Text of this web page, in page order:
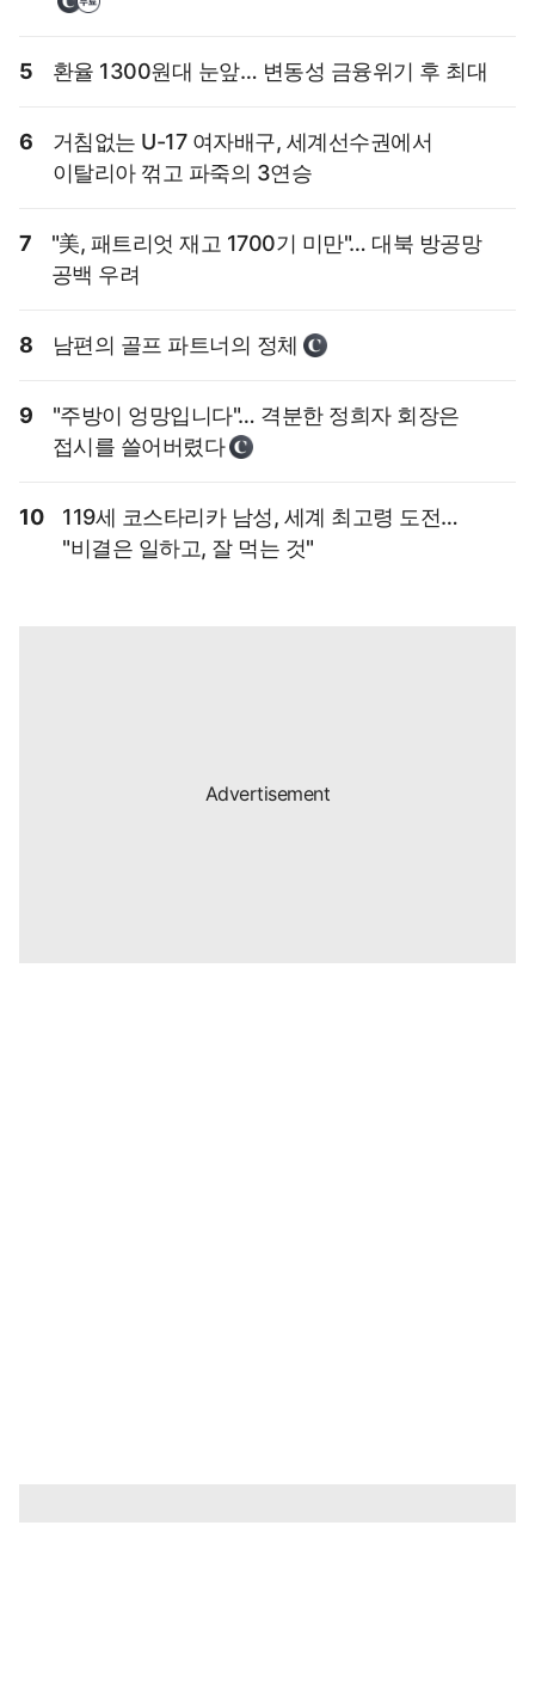
5 환율 1300원대 눈앞… 변동성 금융위기 후 최대
6
거침없는 U-17 여자배구, 세계선수권에서
이탈리아 꺾고 파죽의 3연승
7
"美, 패트리엇 재고 1700기 미만"… 대북 방공망
공백 우려
8 남편의 골프 파트너의 정체
9
"주방이 엉망입니다"… 격분한 정희자 회장은
접시를 쓸어버렸다
10
119세 코스타리카 남성, 세계 최고령 도전…
"비결은 일하고, 잘 먹는 것"